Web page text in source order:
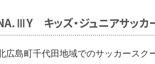
キッズ・ジュニアサッ
広島町千代田地域でのサッカース